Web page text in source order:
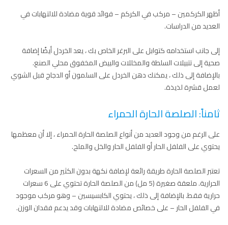
أظهر الكركمين – مركب في الكركم – فوائد قوية مضادة للالتهابات في
العديد من الدراسات.
إلى جانب استخدامه كتوابل على البرغر الخاص بك ، يعد الخردل أيضًا إضافة
صحية إلى تتبيلات السلطة والمخللات والبيض المخفوق محلي الصنع.
بالإضافة إلى ذلك ، يمكنك دهن الخردل على السلمون أو الدجاج قبل الشوي
لعمل قشرة لذيذة.
ثامناً: الصلصة الحارة الحمراء
على الرغم من وجود العديد من أنواع الصلصة الحارة الحمراء ، إلا أن معظمها
يحتوي على الفلفل الحار أو الفلفل الحار والخل والملح.
تعتبر الصلصة الحارة طريقة رائعة لإضافة نكهة بدون الكثير من السعرات
الحرارية. ملعقة صغيرة (5 مل) من الصلصة الحارة تحتوي على 6 سعرات
حرارية فقط. بالإضافة إلى ذلك ، يحتوي الكابسيسين – وهو مركب موجود
في الفلفل الحار – على خصائص مضادة للالتهابات وقد يدعم فقدان الوزن.